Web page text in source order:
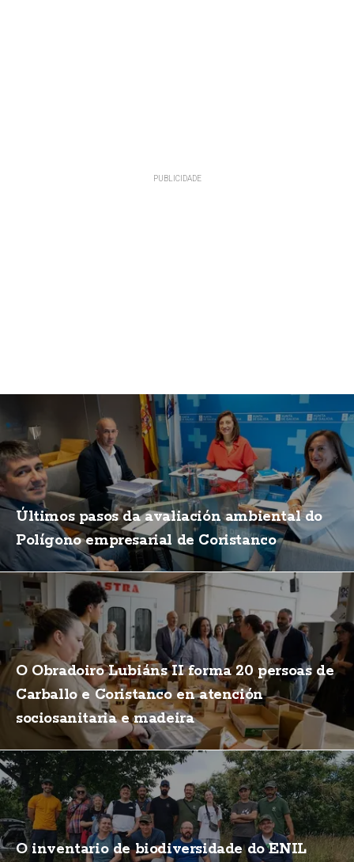
Últimos pasos da avaliación ambiental do
Polígono empresarial de Coristanco
O Obradoiro Lubiáns II forma 20 persoas de
Carballo e Coristanco en atención
sociosanitaria e madeira
O inventario de biodiversidade do ENIL